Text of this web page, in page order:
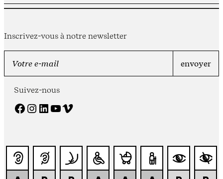
Inscrivez-vous à notre newsletter
Suivez-nous
Facebook Instagram LinkedIn YouTube Vimeo